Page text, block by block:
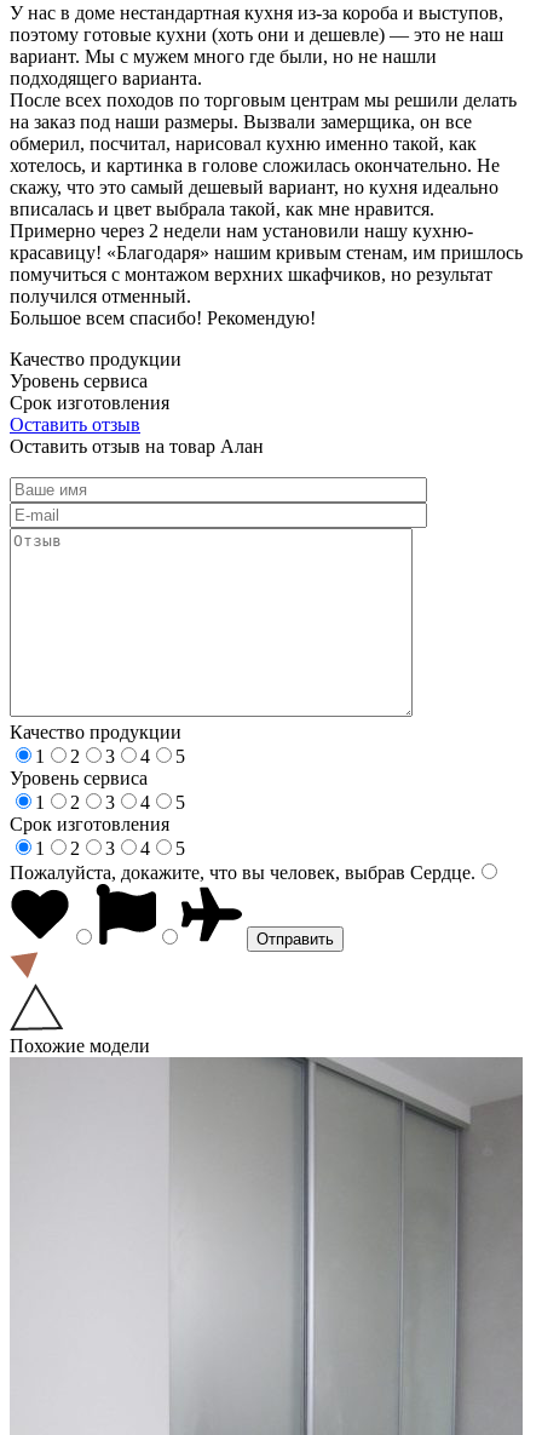
У нас в доме нестандартная кухня из-за короба и выступов,
поэтому готовые кухни (хоть они и дешевле) — это не наш
вариант. Мы с мужем много где были, но не нашли
подходящего варианта.
После всех походов по торговым центрам мы решили делать
на заказ под наши размеры. Вызвали замерщика, он все
обмерил, посчитал, нарисовал кухню именно такой, как
хотелось, и картинка в голове сложилась окончательно. Не
скажу, что это самый дешевый вариант, но кухня идеально
вписалась и цвет выбрала такой, как мне нравится.
Примерно через 2 недели нам установили нашу кухню-
красавицу! «Благодаря» нашим кривым стенам, им пришлось
помучиться с монтажом верхних шкафчиков, но результат
получился отменный.
Большое всем спасибо! Рекомендую!
Качество продукции
Уровень сервиса
Срок изготовления
Оставить отзыв
Оставить отзыв на товар Алан
Качество продукции
1
2 3 4
5
Уровень сервиса
1
2 3 4
5
Срок изготовления
1
2 3 4
5
Пожалуйста, докажите, что вы человек, выбрав Сердце.
Похожие модели